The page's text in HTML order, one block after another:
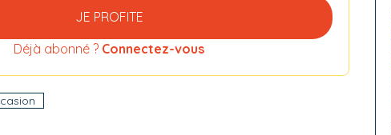
JE PROFITE
Déjà abonné ? Connectez-vous